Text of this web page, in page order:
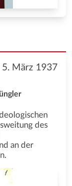
5. März 1937
des
an der